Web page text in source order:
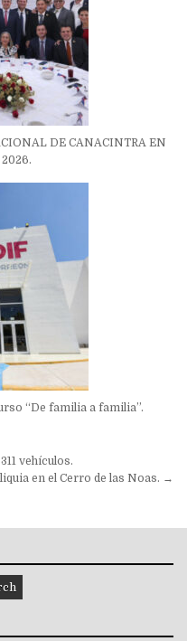
DE CANACINTRA EN
“De familia a familia”.
vehículos.
en el Cerro de las Noas. →